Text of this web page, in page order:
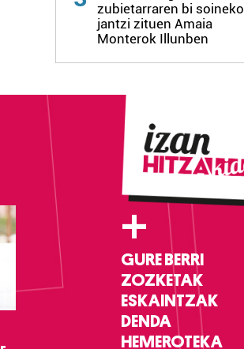
zubietarraren bi soineko
jantzi zituen Amaia
Monterok Illunben
+
GURE BERRI
ZOZKETAK
ESKAINTZAK
DENDA
HEMEROTEKA